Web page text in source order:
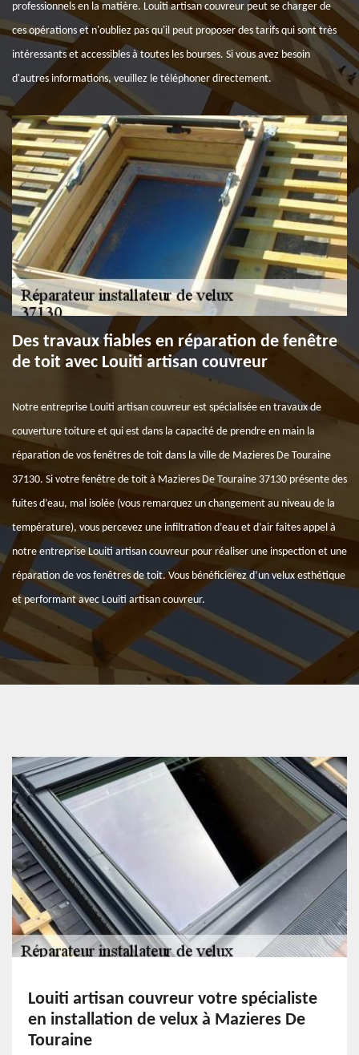
professionnels en la matière. Louiti artisan couvreur peut se charger de
ces opérations et n'oubliez pas qu'il peut proposer des tarifs qui sont très
intéressants et accessibles à toutes les bourses. Si vous avez besoin
d'autres informations, veuillez le téléphoner directement.
Des travaux fiables en réparation de fenêtre
de toit avec Louiti artisan couvreur
Notre entreprise Louiti artisan couvreur est spécialisée en travaux de
couverture toiture et qui est dans la capacité de prendre en main la
réparation de vos fenêtres de toit dans la ville de Mazieres De Touraine
37130. Si votre fenêtre de toit à Mazieres De Touraine 37130 présente des
fuites d’eau, mal isolée (vous remarquez un changement au niveau de la
température), vous percevez une infiltration d’eau et d’air faites appel à
notre entreprise Louiti artisan couvreur pour réaliser une inspection et une
réparation de vos fenêtres de toit. Vous bénéficierez d’un velux esthétique
et performant avec Louiti artisan couvreur.
Louiti artisan couvreur votre spécialiste
en installation de velux à Mazieres De
Touraine